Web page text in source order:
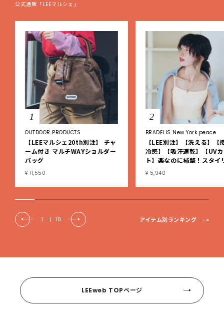
公式通販「LEEマルシェ」
1
OUTDOOR PRODUCTS
【LEEマルシェ20th別注】 チャ
ーム付き マルチWAYショルダー
バッグ
¥ 11,550
2
BRADELIS New York peace
【LEE別注】【洗える】【
冷感】【吸汗速乾】【UV
ト】楽なのに補整！スタイ
シュ綿混ブラキャミ
¥ 5,940
1 | 10 アイテム別ランキング
LEEweb TOPページ